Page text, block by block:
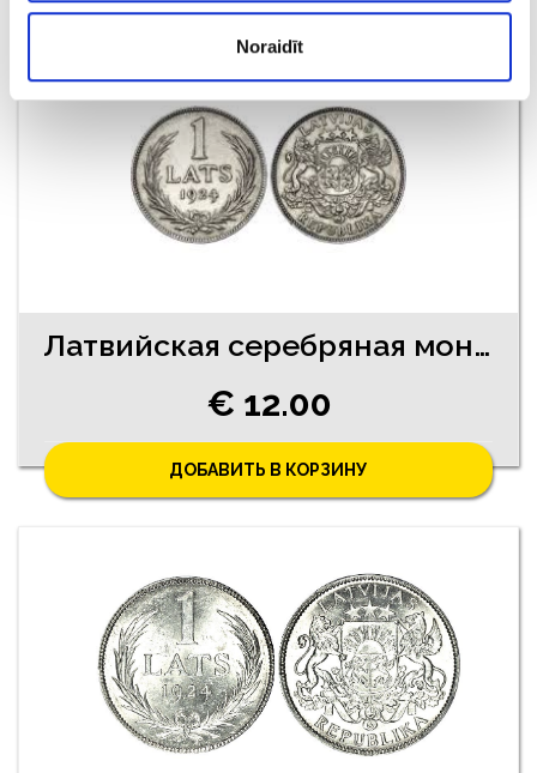
Noraidīt
ДОБАВИТЬ В КОРЗИНУ
Латвийская серебряная монета 1 лат 1924 года
€ 12.00
ДОБАВИТЬ В КОРЗИНУ